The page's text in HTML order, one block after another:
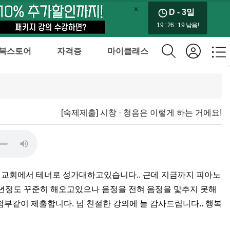
D - 3일
19 : 26 : 19 남음!
스토어 자격증 마이클래스
[숙제제출] 시창 · 청음은 이렇게 하는 거에요!
회에서 테너로 성가대하고있습니다.. 근데 지금까지 피아노
도 꾸준히 해오고있으나 음정을 전혀 음정을 맟추지 못해
같이 제출합니다. 넘 친절한 강의에 늘 감사드립니다.. 행복